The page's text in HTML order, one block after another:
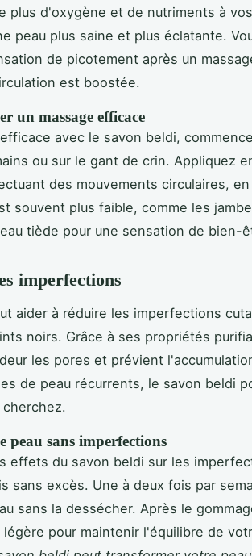
plus d'oxygène et de nutriments à
peau plus saine et plus éclatante.
de picotement après un
est boostée.
un massage efficace
avec le savon beldi,
ou sur le gant de crin. Appliquez
des mouvements circulaires,
souvent plus faible, comme les
tiède pour une sensation de bien-
imperfections
aider à réduire les imperfections
noirs. Grâce à ses propriétés
les pores et prévient
de peau récurrents, le savon beldi
peau sans imperfections
effets du savon beldi sur les
sans excès. Une à deux fois par
sans la dessécher. Après le
pour maintenir l'équilibre de